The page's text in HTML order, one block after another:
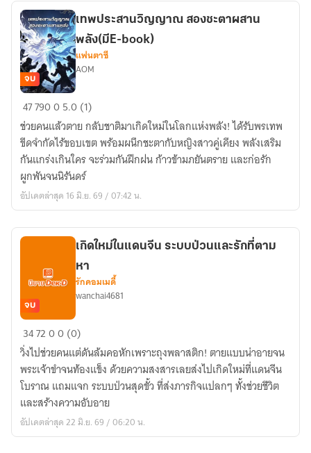
ขอ
เป็น
มหา
เศรษฐี
ไม่ใช่
เหยื่อ
วางยา(มีE-
Book)
เทพ
ประสาน
วิญญาณ
สอง
ชะตา
ผสาน
พลัง(มีE-
จบ
เทพประสานวิญญาณ สองชะตาผสาน
พลัง(มีE-book)
แฟนตาซี
AOM
4779005.0 (1)
ช่วยคนแล้วตาย กลับชาติมาเกิดใหม่ในโลกแห่งพลัง! ได้รับพรเทพ
ขีดจำกัดไร้ขอบเขต พร้อมผนึกชะตากับหญิงสาวคู่เคียง พลังเสริม
กันแกร่งเกินใคร จะร่วมกันฝึกฝน ก้าวข้ามภยันตราย และก่อรัก
ผูกพันจนนิรันดร์
อัปเดตล่าสุด 16 มิ.ย. 69 / 07:42 น.
เกิด
ใหม่
ใน
แดน
จีน
ระบบ
ป่วน
จบ
เกิดใหม่ในแดนจีน ระบบป่วนและรักที่ตาม
หา
รักคอมเมดี้
wanchai4681
347200 (0)
วิ่งไปช่วยคนแต่ดันล้มคอหักเพราะถุงพลาสติก! ตายแบบน่าอายจน
พระเจ้าขำจนท้องแข็ง ด้วยความสงสารเลยส่งไปเกิดใหม่ที่แดนจีน
โบราณ แถมแจก ระบบป่วนสุดขั้ว ที่ส่งภารกิจแปลกๆ ทั้งช่วยชีวิต
และสร้างความอับอาย
อัปเดตล่าสุด 22 มิ.ย. 69 / 06:20 น.